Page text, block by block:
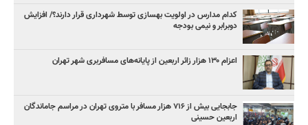
کدام مدارس در اولویت بهسازی توسط شهرداری قرار دارند؟/ افزایش
دوبرابر و نیمی بودجه
اعزام ۱۳۰ هزار زائر اربعین از پایانه‌های مسافربری شهر تهران
جابجایی بیش از ۷۱۶ هزار مسافر با متروی تهران در مراسم جاماندگان
اربعین حسینی